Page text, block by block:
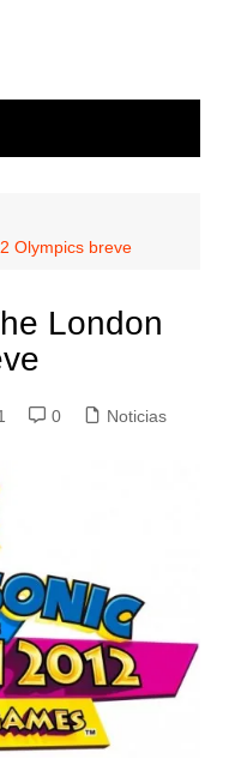
Olympics breve
London
0 Noticias